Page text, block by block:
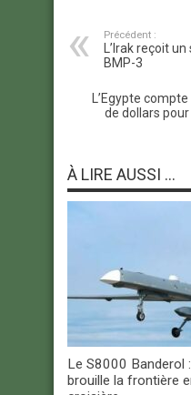
Précédent :
L’Irak reçoit
BMP-3
L’Egypte
de dollars
À LIRE AUSSI ...
Le S8000 Banderol
brouille la frontière